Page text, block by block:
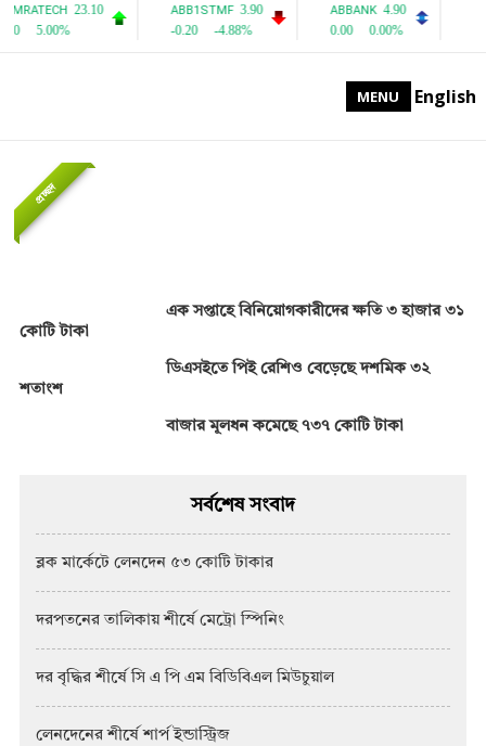
MENU English
এক সপ্তাহে বিনিয়োগকারীদের ক্ষতি ৩ হাজার ৩১
কোটি টাকা
ডিএসইতে পিই রেশিও বেড়েছে দশমিক ৩২
শতাংশ
বাজার মূলধন কমেছে ৭৩৭ কোটি টাকা
প্রচ্ছদ
সর্বশেষ সংবাদ
ব্লক মার্কেটে লেনদেন ৫৩ কোটি টাকার
দরপতনের তালিকায় শীর্ষে মেট্রো স্পিনিং
দর বৃদ্ধির শীর্ষে সি এ পি এম বিডিবিএল মিউচুয়াল
লেনদেনের শীর্ষে শার্প ইন্ডাস্ট্রিজ